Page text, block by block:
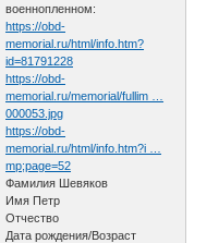
военнопленном:
https://obd-
memorial.ru/html/info.htm?
id=81791228
https://obd-
memorial.ru/memorial/fullim …
000053.jpg
https://obd-
memorial.ru/html/info.htm?i …
mp;page=52
Фамилия Шевяков
Имя Петр
Отчество
Дата рождения/Возраст